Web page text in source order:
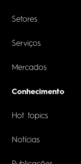
Setores
Serviços
Mercados
Conhecimento
Hot topics
Notícias